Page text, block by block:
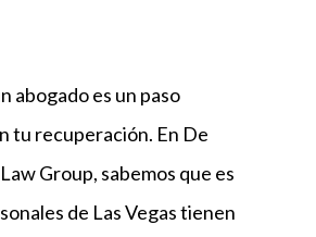
abogado es un paso
tu recuperación. En De
Group, sabemos que es
de Las Vegas tienen